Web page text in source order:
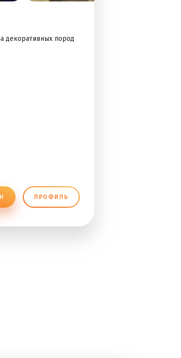
декоративных пород
ПРОФИЛЬ